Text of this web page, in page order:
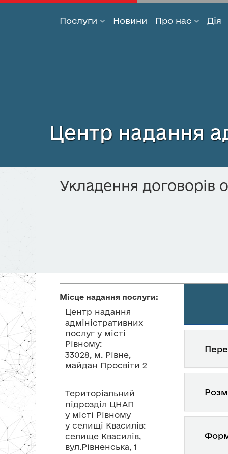
Послуги Новини Про нас Дія
Центр надання
Укладення договорів
Місце надання послуги:
Центр надання
адміністративних
послуг у місті
Рівному:
33028, м. Рівне,
майдан Просвіти 2
Територіальний
підрозділ ЦНАП
у місті Рівному
у селищі Квасилів:
селище Квасилів,
вул.Рівненська, 1